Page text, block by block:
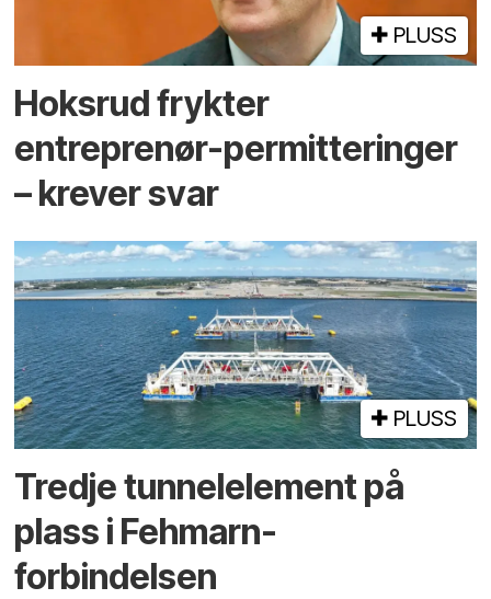
PLUSS
Hoksrud frykter
entreprenør-permitteringer
– krever svar
PLUSS
Tredje tunnel­element på
plass i Fehmarn-
forbindelsen